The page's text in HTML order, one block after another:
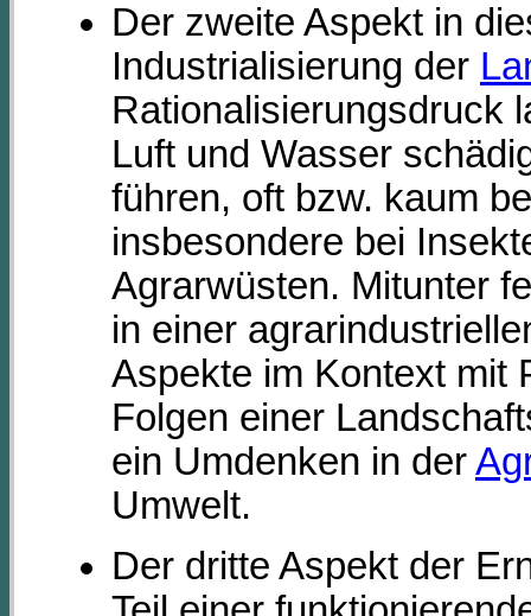
Der zweite Aspekt in
Industrialisierung der
Rationalisierungsdruck
Luft und Wasser
führen, oft bzw. kaum
insbesondere bei
Agrarwüsten. Mitunter
in einer
Aspekte im Kontext mit
Folgen einer
ein Umdenken in der
Umwelt.
Der dritte Aspekt der